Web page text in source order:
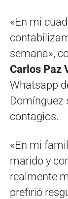
«En mi
semana»,
Carlos Paz
Whatsapp
Domínguez
contagios.
«En mi
marido y
realmente
prefirió